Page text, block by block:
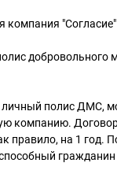
компания "Согласие"
добровольного
полис ДМС,
компанию.
правило, на 1 год.